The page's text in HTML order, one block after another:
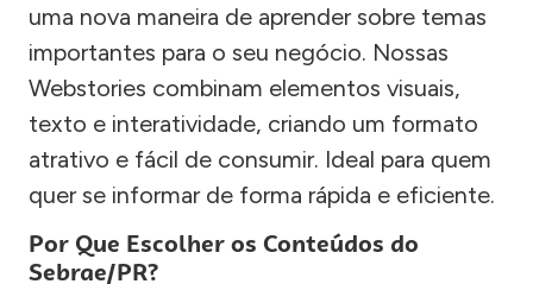
uma nova maneira de aprender sobre temas
importantes para o seu negócio. Nossas
Webstories combinam elementos visuais,
texto e interatividade, criando um formato
atrativo e fácil de consumir. Ideal para quem
quer se informar de forma rápida e eficiente.
Por Que Escolher os Conteúdos do
Sebrae/PR?